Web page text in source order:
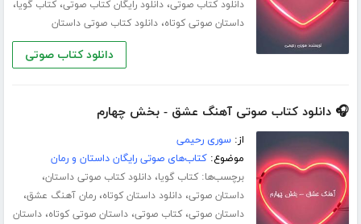
دانلود کتاب صوتی،دانلود رایگان کتاب صوتی،کتاب گویا،
داستان صوتی کوتاه،دانلود کتاب صوتی داستان
دانلود کتاب صوتی
🎧 دانلود کتاب صوتی آهنگ عشق - بخش چهارم
از:سوری رحیمی
موضوع:کتاب‌های صوتی رایگان داستان و رمان
برچسب‌ها:کتاب گویا،دانلود کتاب صوتی داستان،
داستان صوتی،دانلود داستان کوتاه،رمان آهنگ عشق،
داستان صوتی،کتاب صوتی،داستان صوتی کوتاه،داستان